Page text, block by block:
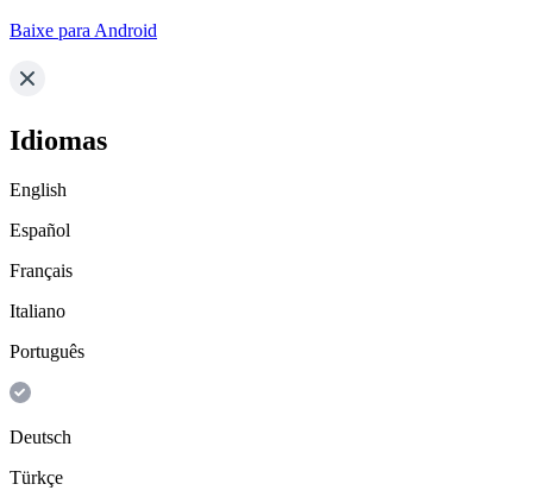
Baixe para Android
Idiomas
English
Español
Français
Italiano
Português
Deutsch
Türkçe